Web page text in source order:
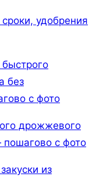
удобрения
дрожжевого
пошагово с фото